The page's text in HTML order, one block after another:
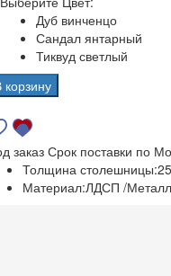
Дуб винченцо
Сандал янтарный
Тиквуд светлый
корзину
заказ Срок поставки по
Толщина столешницы:
Материал:ЛДСП /Металл